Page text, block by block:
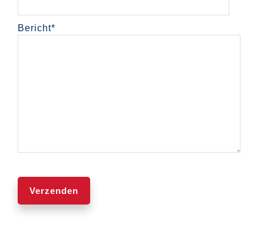
Bericht*